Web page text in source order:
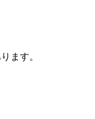
ます。